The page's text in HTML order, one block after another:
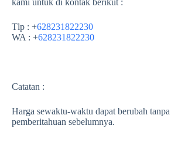
Tlp : +628231822230
WA : +628231822230
Catatan :
Harga sewaktu-waktu dapat berubah tanpa
pemberitahuan sebelumnya.